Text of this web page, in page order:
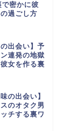
密かに彼
過ごし方
出会い】予
連発の地獄
女を作る裏
の出会い】
のオタク男
チする裏ワ